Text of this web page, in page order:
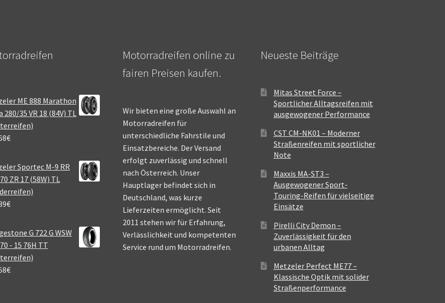
ME 888 Marathon
280/35 VR 18 (84V) TL
€
Sportec M-9 RR
ZR 17 (58W) TL
€
G 722 G WSW
- 15 76H TT
€
Motorradreifen online zu
fairen Preisen kaufen.
Wir bieten eine große Auswahl an
Motorradreifen für
unterschiedliche Fahrstile und
Einsatzbereiche. Der Versand
erfolgt zuverlässig und schnell
nach Österreich. Unser
Hauptlager befindet sich in
Deutschland, was kurze
Lieferzeiten ermöglicht. Seit
2011 stehen wir für Erfahrung,
Verlässlichkeit und kompetenten
Service rund um Motorradreifen.
Neueste Beiträge
Mitas Street Force –
Sportlicher Alltagsreifen mit
ausgewogener Performance
CST CM-NK01 – Moderner
Straßenreifen mit sportlicher
Note
Maxxis MA-ST3 –
Ausgewogener Sport-
Touring-Reifen für vielseitige
Einsätze
Pirelli City Demon –
Zuverlässigkeit für den
urbanen Alltag
Metzeler Perfect ME77 –
Klassische Optik mit solider
Straßenperformance